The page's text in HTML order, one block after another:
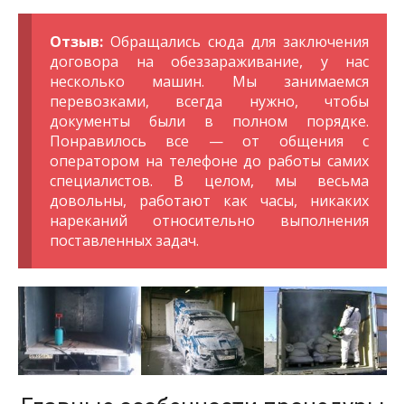
Отзыв: Обращались сюда для заключения
договора на обеззараживание, у нас
несколько машин. Мы занимаемся
перевозками, всегда нужно, чтобы
документы были в полном порядке.
Понравилось все — от общения с
оператором на телефоне до работы самих
специалистов. В целом, мы весьма
довольны, работают как часы, никаких
нареканий относительно выполнения
поставленных задач.